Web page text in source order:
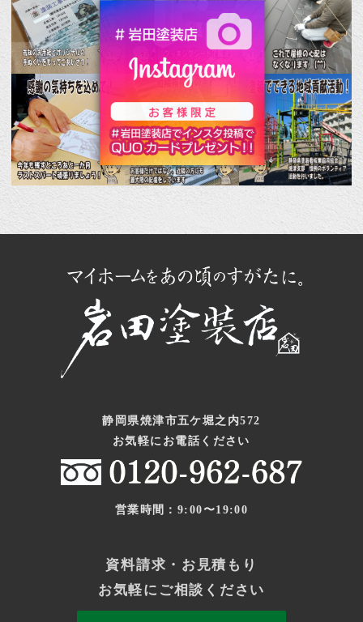
静岡県焼津市五ケ堀之内572
お気軽にお電話ください
営業時間：9:00〜19:00
資料請求・お見積もり
お気軽にご相談ください